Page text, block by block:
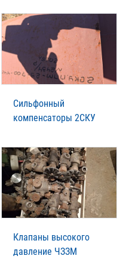
Сильфонный
компенсаторы 2СКУ
Клапаны высокого
давление ЧЗЗМ